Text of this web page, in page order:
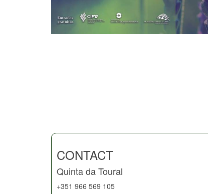
CONTACT
Quinta da Toural
+351 966 569 105